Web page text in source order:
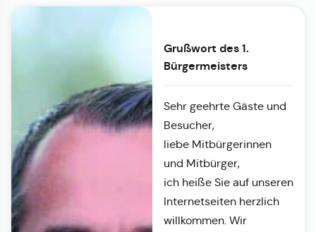
Grußwort des 1.
Bürgermeisters
Sehr geehrte Gäste und
Besucher,
liebe Mitbürgerinnen
und Mitbürger,
ich heiße Sie auf unseren
Internetseiten herzlich
willkommen. Wir